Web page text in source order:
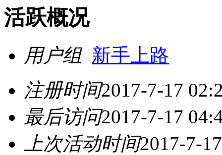
活跃概况
用户组 新手上路
注册时间2017-7-17
最后访问2017-7-17
上次活动时间2017-7-